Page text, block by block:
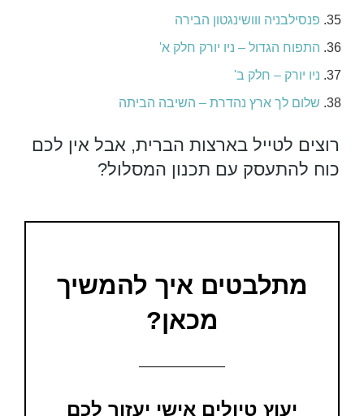
פנסילבניה ווושינגטון הבירה
התפוח הגדול – ניו יורק חלק א'
ניו יורק – חלק ב'
שלום לך ארץ נהדרת – השיבה הביתה
רוצים לטייל בארצות הברית, אבל אין לכם
כוח להתעסק עם תכנון המסלול?
מתלבטים איך להמשיך
מכאן?
יעוץ טיולים אישי יעזור לכם